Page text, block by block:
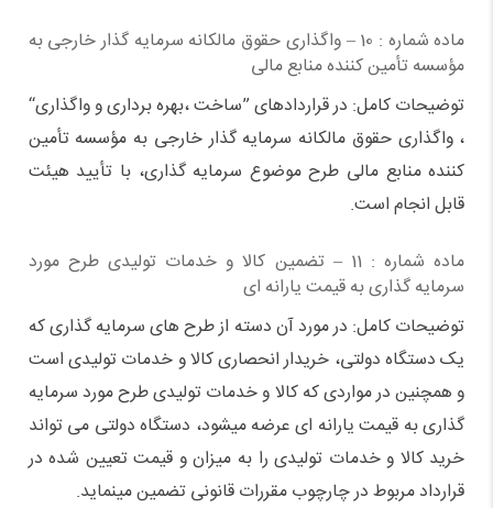
ماده شماره : 10 – واگذاری حقوق مالکانه سرمایه گذار خارجی به
مؤسسه تأمین کننده منابع مالی
توضیحات کامل: در قراردادهای ”ساخت ،‌بهره برداری و واگذاری“‌
، واگذاری حقوق مالکانه سرمایه گذار خارجی به مؤسسه تأمین
کننده منابع مالی طرح موضوع سرمایه گذاری، با تأیید هیئت
قابل انجام است.
ماده شماره : 11 – تضمین کالا و خدمات تولیدی طرح مورد
سرمایه گذاری به قیمت یارانه ای
توضیحات کامل: در مورد آن دسته از طرح های سرمایه گذاری که
یک دستگاه دولتی، خریدار انحصاری کالا و خدمات تولیدی است
و همچنین در مواردی که کالا و خدمات تولیدی طرح مورد سرمایه
گذاری به قیمت یارانه ای عرضه میشود، دستگاه دولتی می تواند
خرید کالا و خدمات تولیدی را به میزان و قیمت تعیین شده در
قرارداد مربوط در چارچوب مقررات قانونی تضمین مینماید.